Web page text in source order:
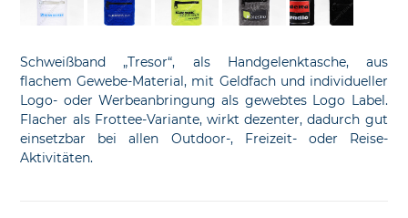
Schweißband „Tresor“, als Handgelenktasche, aus
flachem Gewebe-Material, mit Geldfach und individueller
Logo- oder Werbeanbringung als gewebtes Logo Label.
Flacher als Frottee-Variante, wirkt dezenter, dadurch gut
einsetzbar bei allen Outdoor-, Freizeit- oder Reise-
Aktivitäten.